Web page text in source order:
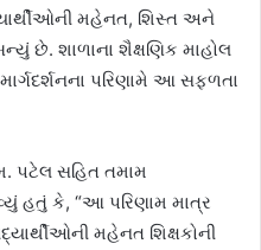
મહેનત, શિસ્ત અને
છે. શાળાના શૈક્ષણિક માહોલ
પરિણામે આ સફળતા
પટેલ સહિત તમામ
કે, “આ પરિણામ માત્ર
મહેનત શિક્ષકોની